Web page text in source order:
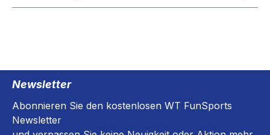
Newsletter
Abonnieren Sie den kostenlosen WT FunSports
Newsletter